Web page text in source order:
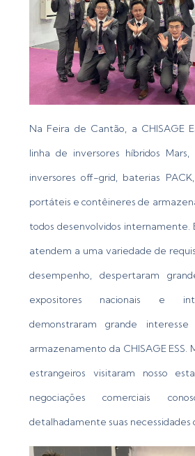
Na Feira de Cantão, a CHISAGE
linha de inversores híbridos Mars,
inversores off-grid, baterias
portáteis e contêineres de
todos desenvolvidos internamente.
atendem a uma variedade de
desempenho, despertaram
expositores nacionais e
demonstraram grande
armazenamento da CHISAGE ESS.
estrangeiros visitaram nosso
negociações comerciais
detalhadamente suas necessidades